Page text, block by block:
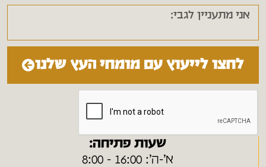
לחצו לייעוץ עם מומחי העץ שלנו
שעות פתיחה:
א׳-ה׳: 16:00 - 8:00